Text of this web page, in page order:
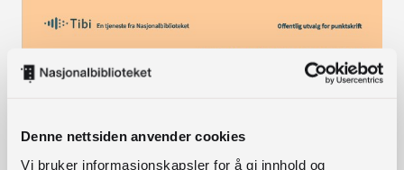
Denne nettsiden anvender cookies
Vi bruker informasjonskapsler for å gi innhold og